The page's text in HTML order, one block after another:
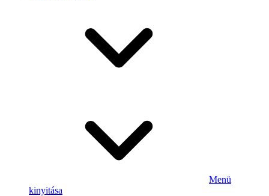
Menü
kinyitása